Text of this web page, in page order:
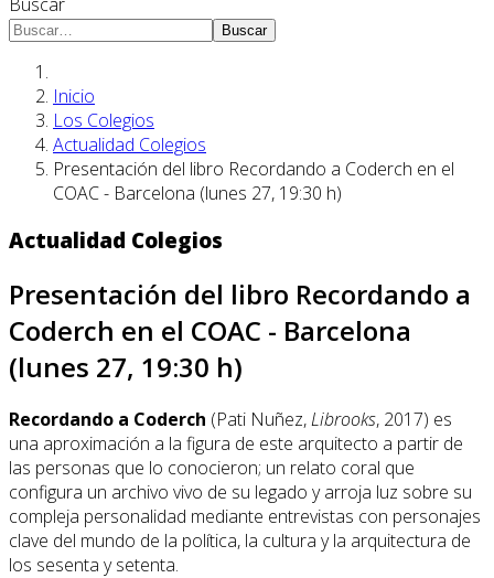
Buscar
Inicio
Los Colegios
Actualidad Colegios
Presentación del libro Recordando a Coderch en el
COAC - Barcelona (lunes 27, 19:30 h)
Actualidad Colegios
Presentación del libro Recordando a
Coderch en el COAC - Barcelona
(lunes 27, 19:30 h)
Recordando a Coderch (Pati Nuñez,Librooks, 2017) es
una aproximación a la figura de este arquitecto a partir de
las personas que lo conocieron; un relato coral que
configura un archivo vivo de su legado y arroja luz sobre su
compleja personalidad mediante entrevistas con personajes
clave del mundo de la política, la cultura y la arquitectura de
los sesenta y setenta.